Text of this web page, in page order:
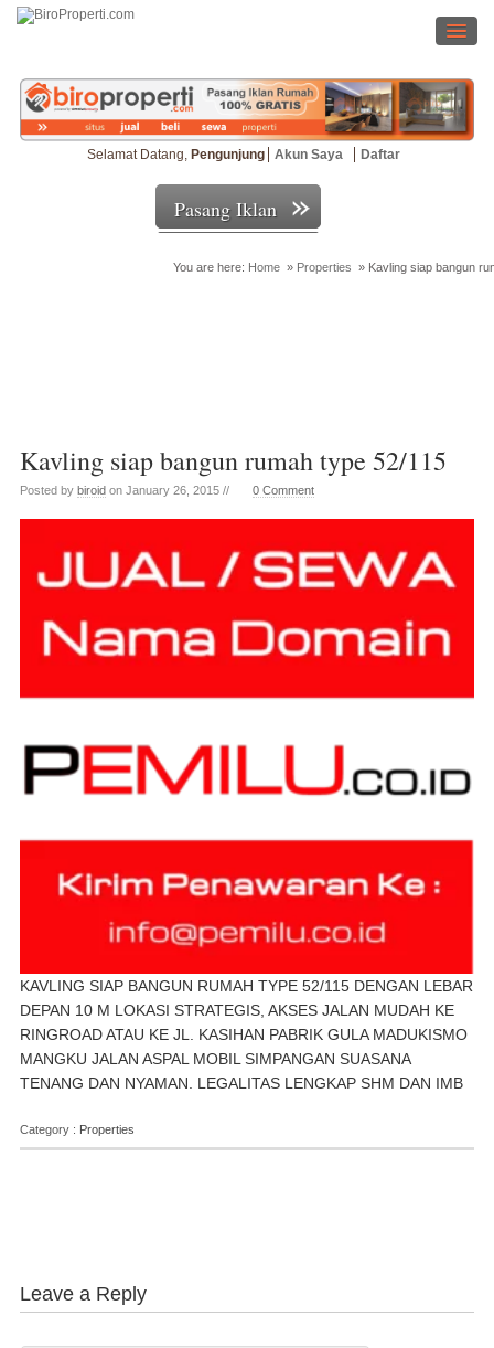
Selamat Datang, Pengunjung Akun Saya Daftar
Pasang Iklan
You are here: Home » Properties » Kavling siap bangun
Kavling siap bangun rumah type 52/115
Posted by biroidon January 26, 2015 // 0 Comment
KAVLING SIAP BANGUN RUMAH TYPE 52/115 DENGAN LEBAR
DEPAN 10 M LOKASI STRATEGIS, AKSES JALAN MUDAH KE
RINGROAD ATAU KE JL. KASIHAN PABRIK GULA MADUKISMO
MANGKU JALAN ASPAL MOBIL SIMPANGAN SUASANA
TENANG DAN NYAMAN. LEGALITAS LENGKAP SHM DAN IMB
Category : Properties
Leave a Reply